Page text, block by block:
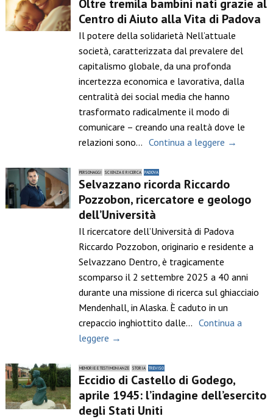
Oltre tremila bambini nati grazie al
Centro di Aiuto alla Vita di Padova
Il potere della solidarietà Nell’attuale
società, caratterizzata dal prevalere del
capitalismo globale, da una profonda
incertezza economica e lavorativa, dalla
centralità dei social media che hanno
trasformato radicalmente il modo di
comunicare – creando una realtà dove le
relazioni sono… Continua a leggere →
PERSONAGGI SCIENZA E RICERCA PADOVA
Selvazzano ricorda Riccardo
Pozzobon, ricercatore e geologo
dell’Università
Il ricercatore dell’Università di Padova
Riccardo Pozzobon, originario e residente a
Selvazzano Dentro, è tragicamente
scomparso il 2 settembre 2025 a 40 anni
durante una missione di ricerca sul ghiacciaio
Mendenhall, in Alaska. È caduto in un
crepaccio inghiottito dalle… Continua a
leggere →
MEMORIE E TESTIMONIANZE STORIA TREVISO
Eccidio di Castello di Godego,
aprile 1945: l’indagine dell’esercito
degli Stati Uniti